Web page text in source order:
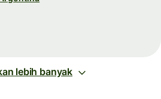
lebih banyak